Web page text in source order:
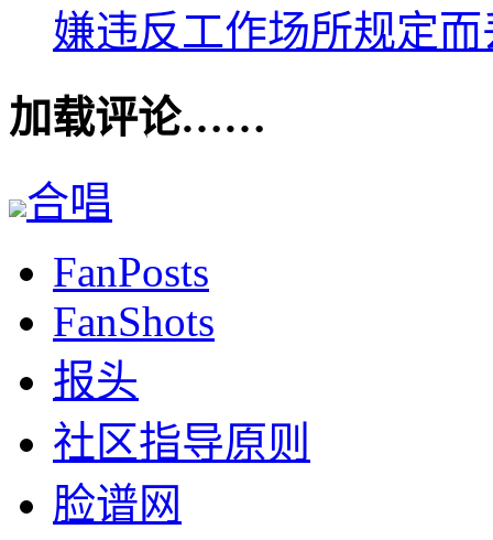
嫌违反工作场所规定
加载评论……
合唱
FanPosts
FanShots
报头
社区指导原则
脸谱网